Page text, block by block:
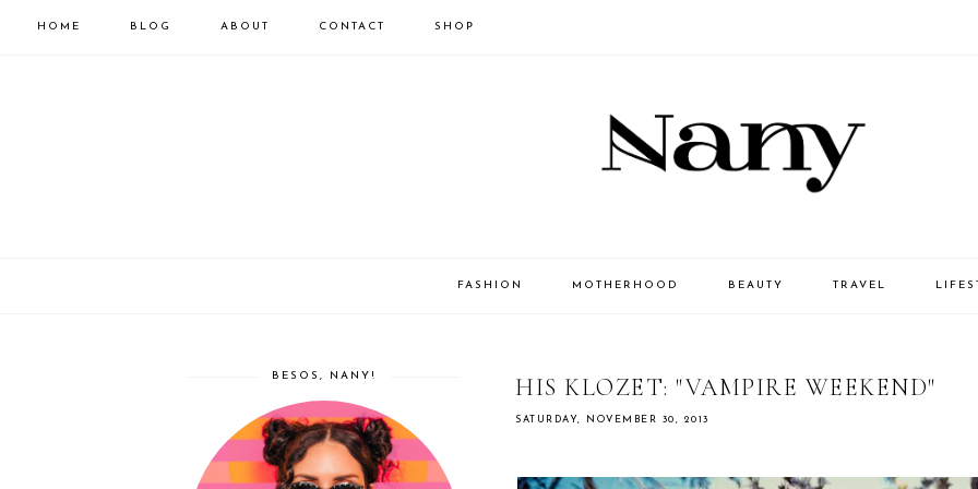
HOME BLOG ABOUT CONTACT SHOP
FASHION MOTHERHOOD BEAUTY TRAVEL
HIS KLOZET: "VAMPIRE WEEKEND"
SATURDAY, NOVEMBER 30, 2013
BESOS, NANY!